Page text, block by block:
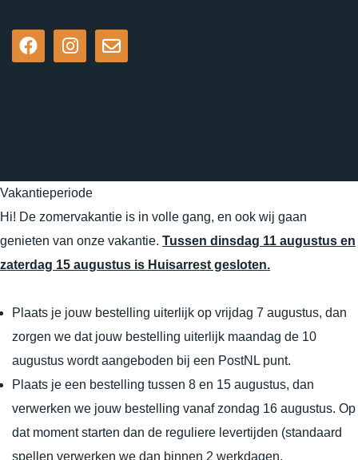
Vakantieperiode
Hi! De zomervakantie is in volle gang, en ook wij gaan
genieten van onze vakantie. Tussen dinsdag 11 augustus en
zaterdag 15 augustus is Huisarrest gesloten.
Plaats je jouw bestelling uiterlijk op vrijdag 7 augustus, dan
zorgen we dat jouw bestelling uiterlijk maandag de 10
augustus wordt aangeboden bij een PostNL punt.
Plaats je een bestelling tussen 8 en 15 augustus, dan
verwerken we jouw bestelling vanaf zondag 16 augustus. Op
dat moment starten dan de reguliere levertijden (standaard
spellen verwerken we dan binnen 2 werkdagen,